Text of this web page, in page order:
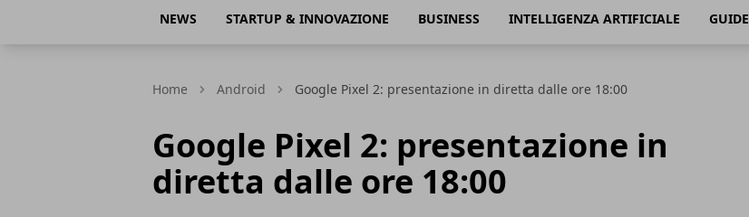
NEWS STARTUP & INNOVAZIONE BUSINESS INTELLIGENZA ARTIFICIALE GUIDE
Home Android Google Pixel 2: presentazione in diretta dalle ore 18:00
Google Pixel 2: presentazione in
diretta dalle ore 18:00